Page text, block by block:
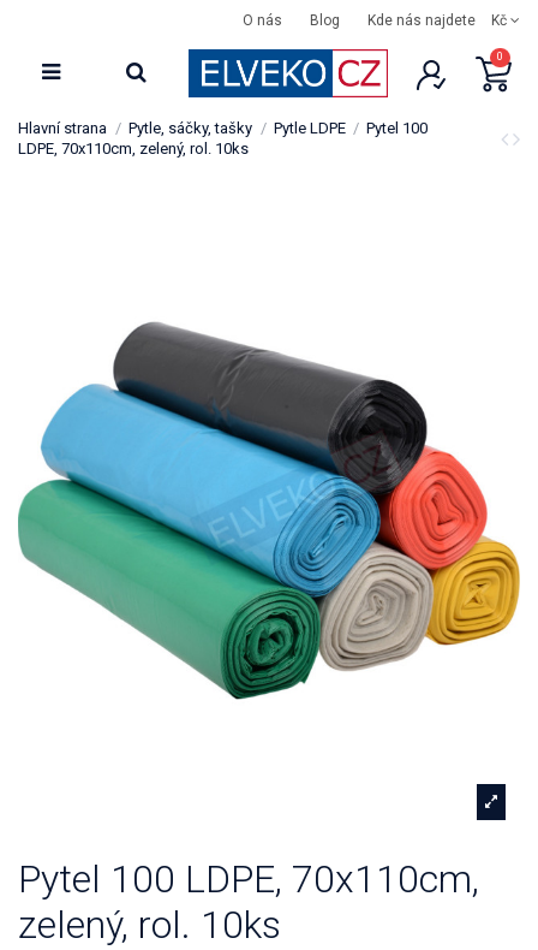
O nás Blog Kde nás najdete Kč
0
Hlavní strana Pytle, sáčky, tašky Pytle LDPE
Pytel 100
LDPE, 70x110cm, zelený, rol. 10ks
Pytel 100 LDPE, 70x110cm,
zelený, rol. 10ks